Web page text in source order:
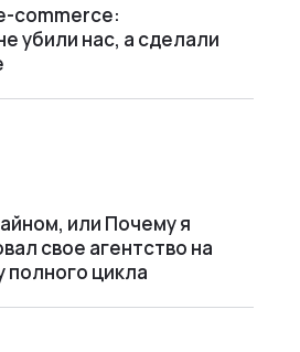
commerce:
убили нас, а сделали
или Почему я
свое агентство на
полного цикла